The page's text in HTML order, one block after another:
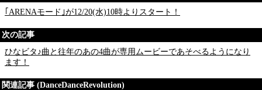
｢ARENAモード｣が12/20(水)10時よりスタート！
次の記事
ひなビタ♪曲と往年のあの4曲が専用ムービーであそべるようになり
ます！
関連記事 (DanceDanceRevolution)